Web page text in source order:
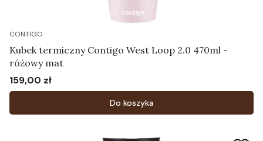
CONTIGO
Kubek termiczny Contigo West Loop 2.0 470ml -
różowy mat
Cena
159,00 zł
Do koszyka